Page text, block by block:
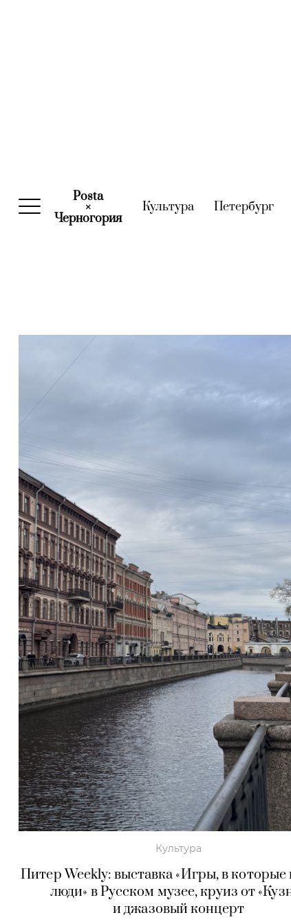
Posta
×
Черногория(current)
Культура(current)
Петербург
Культура
Питер Weekly: выставка «Игры, в
люди» в Русском музее, круиз от
и джазовый концерт